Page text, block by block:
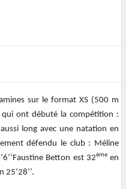
sur le format XS (500 m
ont débuté la compétition :
long avec une natation en
défendu le club : Méline
Betton est 32èmeen
25’28’’.